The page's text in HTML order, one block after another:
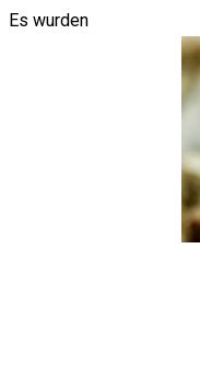
Es wurden